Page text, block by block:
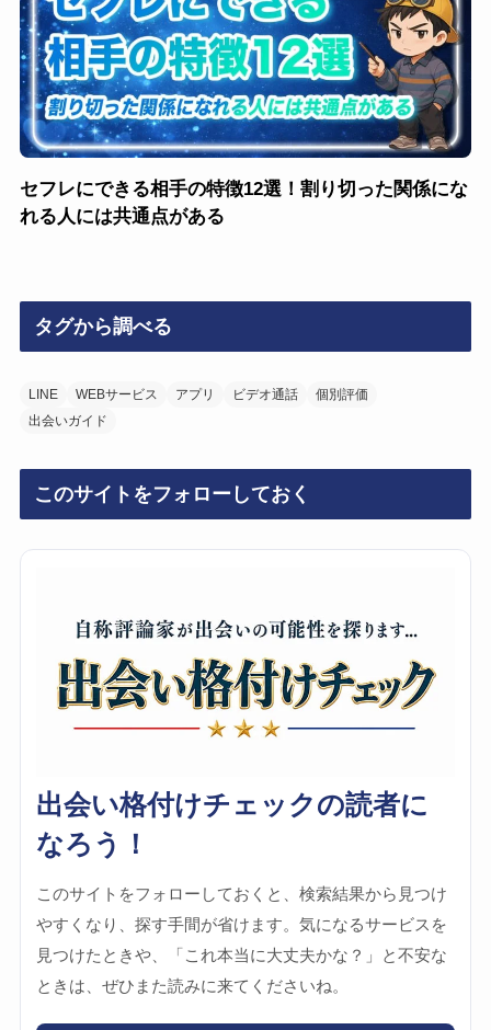
セフレにできる相手の特徴12選！割り切った関係にな
れる人には共通点がある
タグから調べる
LINE WEBサービス アプリ ビデオ通話
個別評価
出会いガイド
このサイトをフォローしておく
出会い格付けチェックの読者に
なろう！
このサイトをフォローしておくと、検索結果から見つけ
やすくなり、探す手間が省けます。気になるサービスを
見つけたときや、「これ本当に大丈夫かな？」と不安な
ときは、ぜひまた読みに来てくださいね。